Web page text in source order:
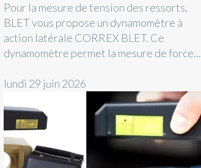
Pour la mesure de tension des ressorts,
BLET vous propose un dynamomètre à
action latérale CORREX BLET. Ce
dynamomètre permet la mesure de force...
lundi 29 juin 2026